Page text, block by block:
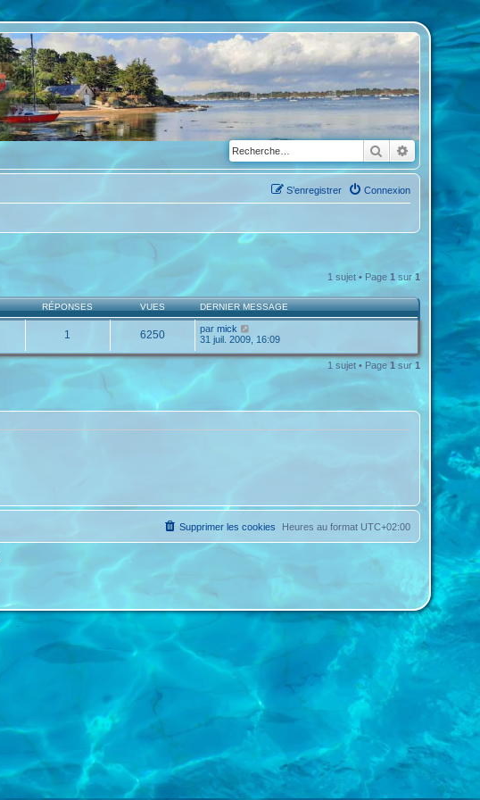
Rechercher
Connexion
S’enregistrer
1 sujet • Page 1 sur1
RÉPONSES VUES DERNIER MESSAGE
1 6250 par mick
31 juil. 2009, 16:09
1 sujet • Page 1 sur 1
Heures au format UTC+02:00
Supprimer les cookies